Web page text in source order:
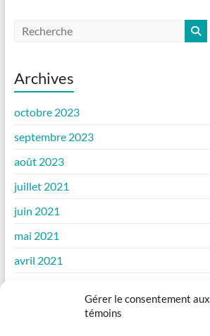
Gérer le consentement aux
témoins
Archives
octobre 2023
septembre 2023
août 2023
juillet 2021
juin 2021
mai 2021
avril 2021